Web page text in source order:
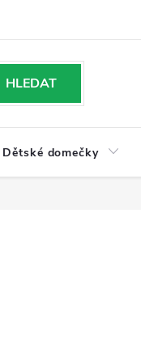
HLEDAT
Dětské domečky